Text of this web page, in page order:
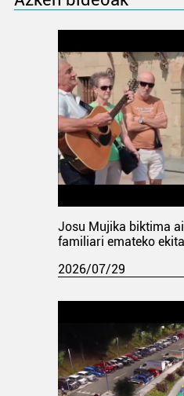
Josu Mujika biktima
familiari emateko
2026/07/29